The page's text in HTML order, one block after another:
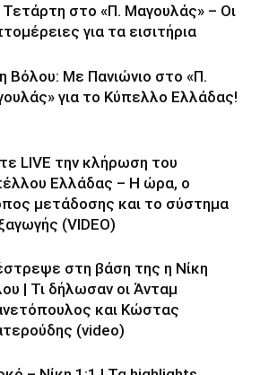
Τετάρτη στο «Π. Μαγουλάς» – Οι
για τα εισιτήρια
Βόλου: Με Πανιώνιο στο «Π.
για το Κύπελλο Ελλάδας!
LIVE την κλήρωση του
Ελλάδας – Η ώρα, ο
μετάδοσης και το σύστημα
(VIDEO)
στη βάση της η Νίκη
| Τι δήλωσαν οι Άνταμ
και Κώστας
(video)